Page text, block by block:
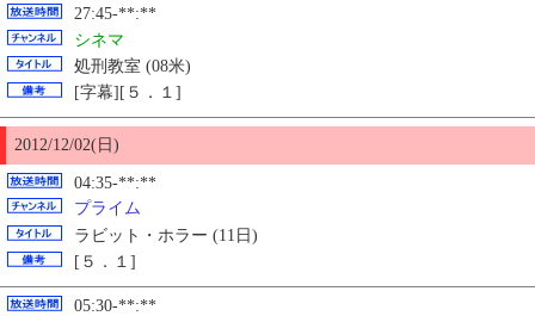
27:45-**:**
シネマ
処刑教室 (08米)
[字幕][５．１]
2012/12/02(日)
04:35-**:**
プライム
ラビット・ホラー (11日)
[５．１]
05:30-**:**